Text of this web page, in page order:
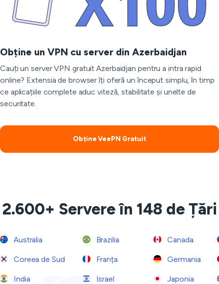
Obține un VPN cu server din Azerbaidjan
Cauți un server VPN gratuit Azerbaidjan pentru a intra rapid
online? Extensia de browser îți oferă un început simplu, în timp
ce aplicațiile complete aduc viteză, stabilitate și unelte de
securitate.
Obține VeePN Gratuit
2.600+ Servere în 148 de Țări
Australia Brazilia Canada
Coreea de Sud Franța Germania
India Israel Japonia